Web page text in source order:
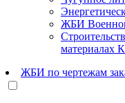
ЖБИ
материалах
ЖБИ по чертежам